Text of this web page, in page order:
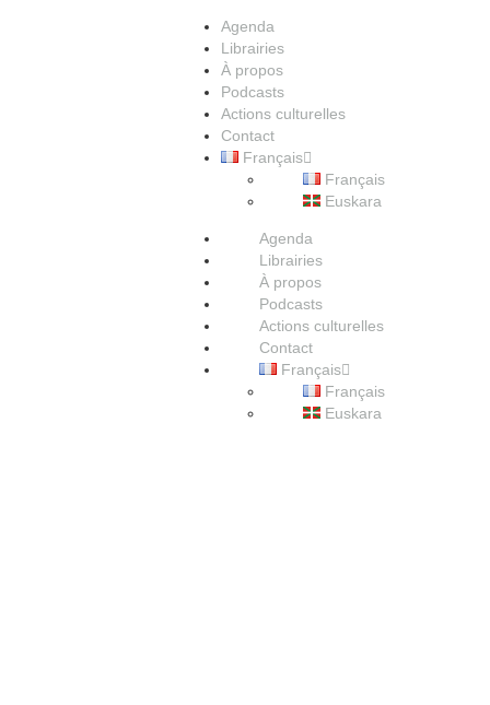
Agenda
Librairies
À propos
Podcasts
Actions culturelles
Contact
Français
Français
Euskara
Agenda
Librairies
À propos
Podcasts
Actions culturelles
Contact
Français
Français
Euskara